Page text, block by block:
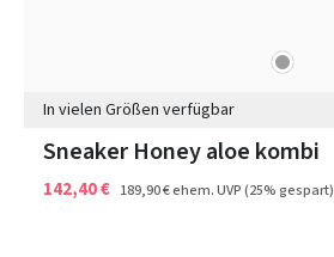
grau
In vielen Größen verfügbar
Sneaker Honey aloe kombi
142,40 € 189,90 €ehem. UVP(25% gespart)